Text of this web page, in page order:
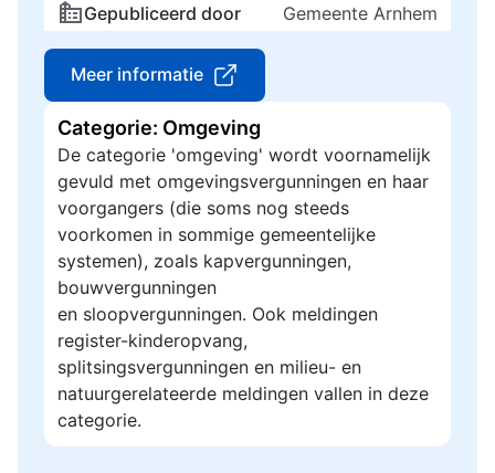
Gepubliceerd door
Gemeente Arnhem
Meer informatie
Categorie: Omgeving
De categorie 'omgeving' wordt voornamelijk
gevuld met omgevingsvergunningen en haar
voorgangers (die soms nog steeds
voorkomen in sommige gemeentelijke
systemen), zoals kapvergunningen,
bouwvergunningen
en sloopvergunningen. Ook meldingen
register-kinderopvang,
splitsingsvergunningen en milieu- en
natuurgerelateerde meldingen vallen in deze
categorie.